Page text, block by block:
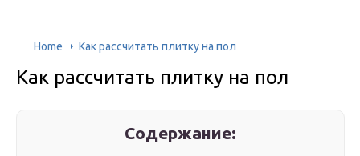
Home Как рассчитать плитку на пол
Как рассчитать плитку на пол
Содержание: